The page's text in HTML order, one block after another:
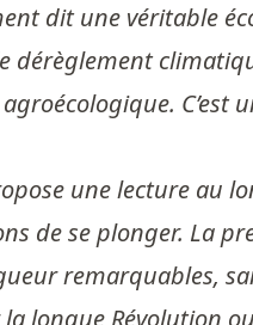
dit une véritable
une lecture au
de se plonger. La
remarquables,